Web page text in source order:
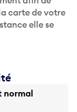
carte de votre
elle se
normal